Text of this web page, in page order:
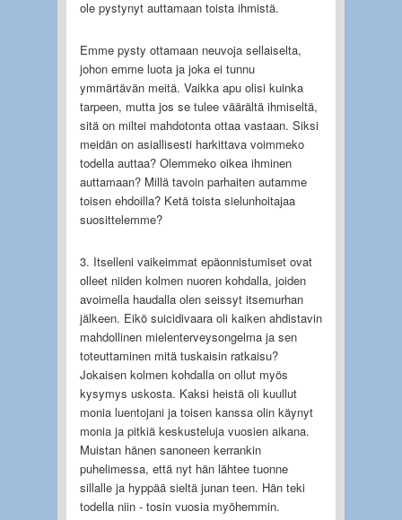
ole pystynyt auttamaan toista ihmistä.
Emme pysty ottamaan neuvoja sellaiselta,
johon emme luota ja joka ei tunnu
ymmärtävän meitä. Vaikka apu olisi kuinka
tarpeen, mutta jos se tulee väärältä ihmiseltä,
sitä on miltei mahdotonta ottaa vastaan. Siksi
meidän on asiallisesti harkittava voimmeko
todella auttaa? Olemmeko oikea ihminen
auttamaan? Millä tavoin parhaiten autamme
toisen ehdoilla? Ketä toista sielunhoitajaa
suosittelemme?
3. Itselleni vaikeimmat epäonnistumiset ovat
olleet niiden kolmen nuoren kohdalla, joiden
avoimella haudalla olen seissyt itsemurhan
jälkeen. Eikö suicidivaara oli kaiken ahdistavin
mahdollinen mielenterveysongelma ja sen
toteuttaminen mitä tuskaisin ratkaisu?
Jokaisen kolmen kohdalla on ollut myös
kysymys uskosta. Kaksi heistä oli kuullut
monia luentojani ja toisen kanssa olin käynyt
monia ja pitkiä keskusteluja vuosien aikana.
Muistan hänen sanoneen kerrankin
puhelimessa, että nyt hän lähtee tuonne
sillalle ja hyppää sieltä junan teen. Hän teki
todella niin - tosin vuosia myöhemmin.